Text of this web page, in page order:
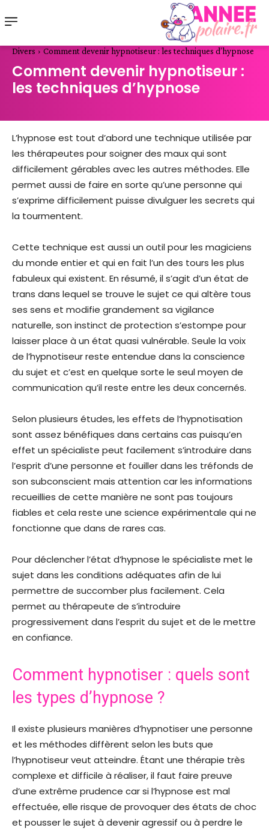
Divers Comment devenir hypnotiseur : les techniques d’hypnose
Comment devenir hypnotiseur :
les techniques d’hypnose
L’hypnose est tout d’abord une technique utilisée par
les thérapeutes pour soigner des maux qui sont
difficilement gérables avec les autres méthodes. Elle
permet aussi de faire en sorte qu’une personne qui
s’exprime difficilement puisse divulguer les secrets qui
la tourmentent.
Cette technique est aussi un outil pour les magiciens
du monde entier et qui en fait l’un des tours les plus
fabuleux qui existent. En résumé, il s’agit d’un état de
trans dans lequel se trouve le sujet ce qui altère tous
ses sens et modifie grandement sa vigilance
naturelle, son instinct de protection s’estompe pour
laisser place à un état quasi vulnérable. Seule la voix
de l’hypnotiseur reste entendue dans la conscience
du sujet et c’est en quelque sorte le seul moyen de
communication qu’il reste entre les deux concernés.
Selon plusieurs études, les effets de l’hypnotisation
sont assez bénéfiques dans certains cas puisqu’en
effet un spécialiste peut facilement s’introduire dans
l’esprit d’une personne et fouiller dans les tréfonds de
son subconscient mais attention car les informations
recueillies de cette manière ne sont pas toujours
fiables et cela reste une science expérimentale qui ne
fonctionne que dans de rares cas.
Pour déclencher l’état d’hypnose le spécialiste met le
sujet dans les conditions adéquates afin de lui
permettre de succomber plus facilement. Cela
permet au thérapeute de s’introduire
progressivement dans l’esprit du sujet et de le mettre
en confiance.
Comment hypnotiser : quels sont
les types d’hypnose ?
Il existe plusieurs manières d’hypnotiser une personne
et les méthodes diffèrent selon les buts que
l’hypnotiseur veut atteindre. Étant une thérapie très
complexe et difficile à réaliser, il faut faire preuve
d’une extrême prudence car si l’hypnose est mal
effectuée, elle risque de provoquer des états de choc
et pousser le sujet à devenir agressif ou à perdre le